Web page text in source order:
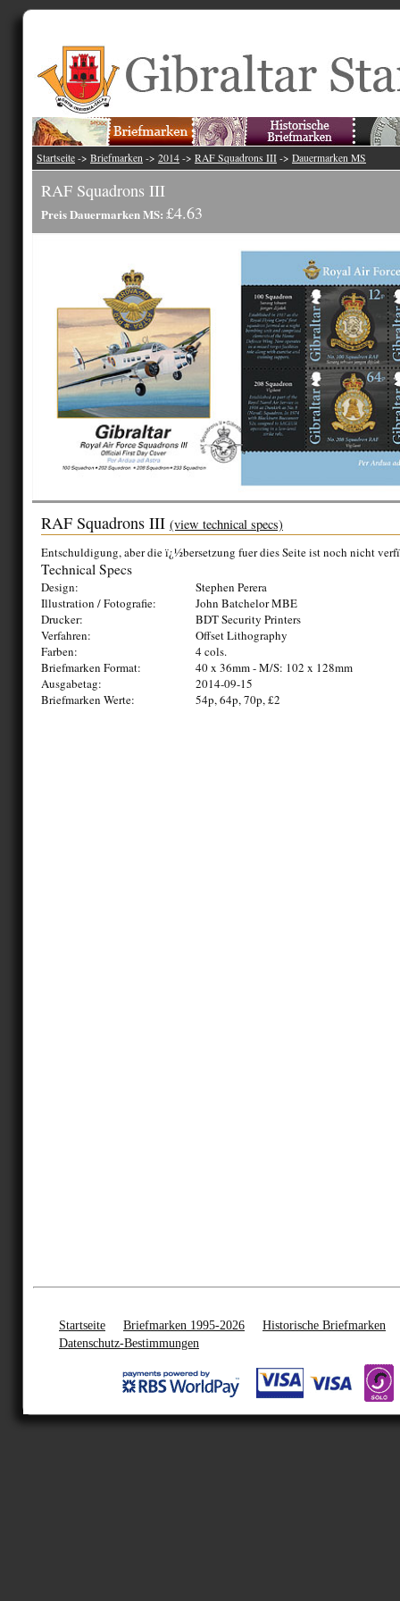
Startseite -> Briefmarken -> 2014 -> RAF Squadrons III -> Dauermarken MS
RAF Squadrons III
Preis Dauermarken MS: £4.63
RAF Squadrons III (view technical specs)
Entschuldigung, aber die ï¿½bersetzung fuer dies Seite ist noch nicht
Technical Specs
Design:
Stephen Perera
Illustration / Fotografie:
John Batchelor MBE
Drucker:
BDT Security Printers
Verfahren:
Offset Lithography
Farben:
4 cols.
Briefmarken Format:
40 x 36mm - M/S: 102 x 128mm
Ausgabetag:
2014-09-15
Briefmarken Werte:
54p, 64p, 70p, £2
Startseite Briefmarken 1995-2026
Historische Briefmarken
Datenschutz-Bestimmungen